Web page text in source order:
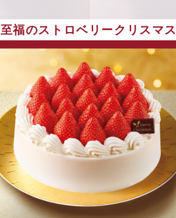
至福のストロベリークリスマス